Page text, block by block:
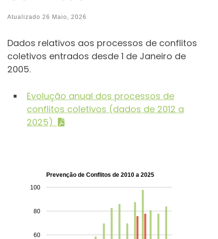
Atualizado 26 Maio, 2026
Dados relativos aos processos de conflitos
coletivos entrados desde 1 de Janeiro de
2005.
Evolução anual dos processos de
conflitos coletivos (dados de 2012 a
2025)
Prevenção de Conflitos de 2010 a 2025
60
80
100